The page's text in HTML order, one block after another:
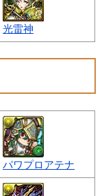
光雷神
パワプロアテナ